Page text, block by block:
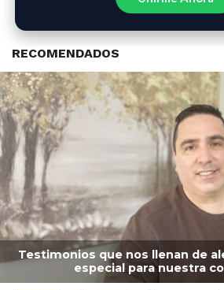
RECOMENDADOS
Testimonios que nos llenan de
especial para nuestra